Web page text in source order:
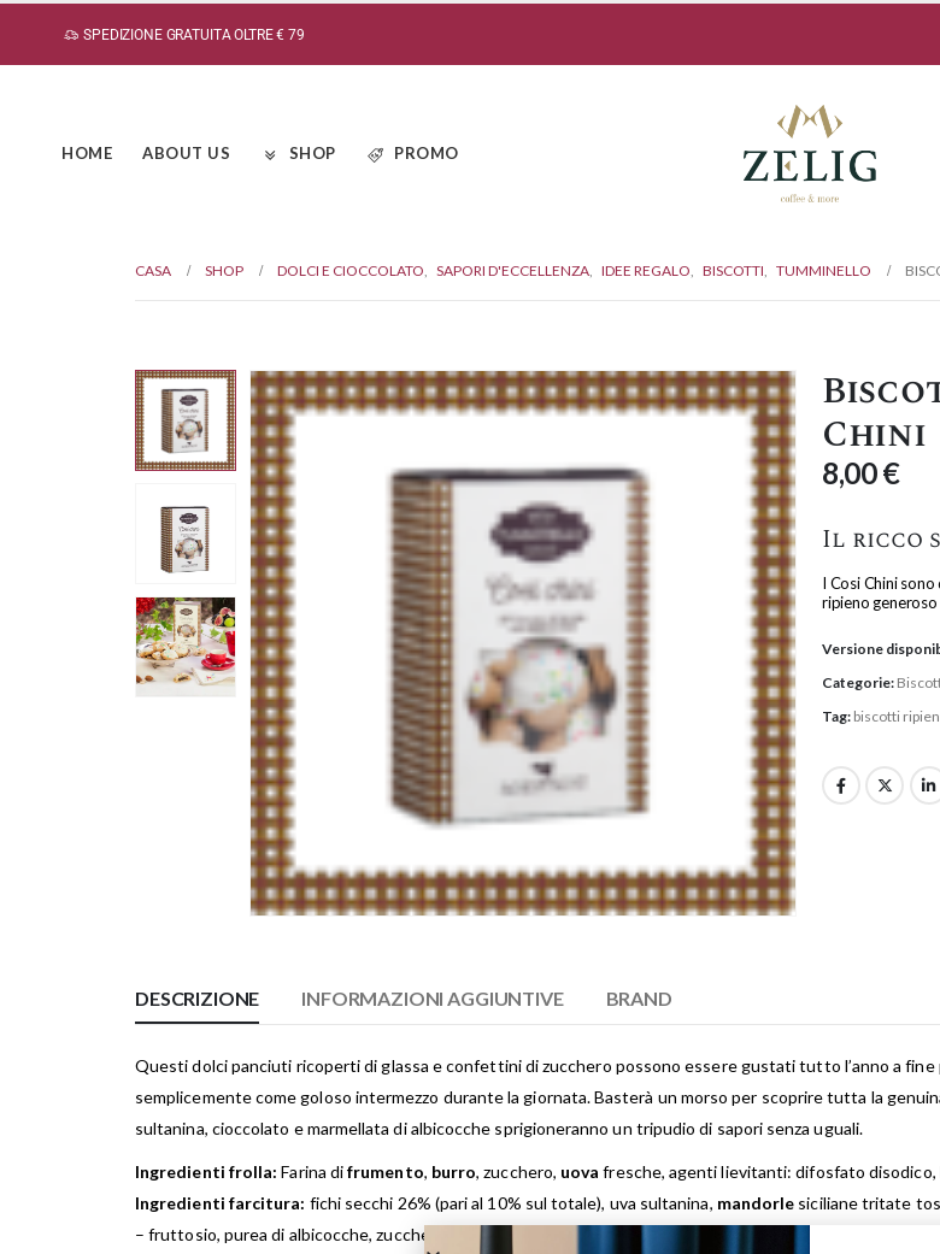
SPEDIZIONE GRATUITA OLTRE € 79
HOME ABOUT US SHOP PROMO
CASA SHOP DOLCI E CIOCCOLATO SAPORI D'ECCELLENZA IDEE REGALO BISCOTTI TUMMINELLO
Chini
8,00€
Il ricco
I Cosi Chini
ripieno
Versione
Categorie:
Tag: biscotti
DESCRIZIONE INFORMAZIONI AGGIUNTIVE BRAND
Questi dolci panciuti ricoperti di glassa e confettini di zucchero possono essere gustati tutto l’anno a
semplicemente come goloso intermezzo durante la giornata. Basterà un morso per scoprire tutta la
sultanina, cioccolato e marmellata di albicocche sprigioneranno un tripudio di sapori senza uguali.
Ingredienti frolla:Farina difrumento, burro, zucchero, uova fresche, agenti lievitanti: difosfato disodico,
Ingredienti farcitura: fichi secchi 26% (pari al 10% sul totale), uva sultanina, mandorle siciliane tritate
– fruttosio, purea di albicocche, zucchero; addensanti: pectina addizionata di pirofosfato di sodio ed